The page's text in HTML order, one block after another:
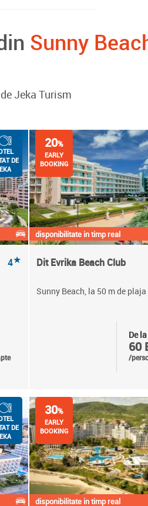
Sunny
Jeka Turism
4★
DE
disponibilitate in timp real
Dit Evrika Beach Club
Sunny Beach, la 50 m de plaja
De la
60
/
20%
EARLY
BOOKING
DE
disponibilitate in timp real
30%
EARLY
BOOKING